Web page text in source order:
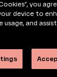
you
device to
and